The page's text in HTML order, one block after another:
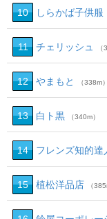
10 しらかば子供服
11 チェリッシュ （
12 やまもと （338m）
13 白ト黒 （340m）
14 フレンズ知的達
15 植松洋品店 （